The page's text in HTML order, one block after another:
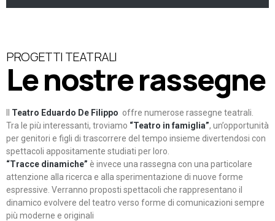
PROGETTI TEATRALI
Le nostre rassegne
Teatro Eduardo De Filippo offre numerose rassegne teatrali.
Tra le più interessanti, troviamo “Teatro in famiglia”, un’opportunità
per genitori e figli di trascorrere del tempo insieme divertendosi con
spettacoli appositamente studiati per loro.
“Tracce dinamiche” è invece una rassegna con una particolare
attenzione alla ricerca e alla sperimentazione di nuove forme
espressive. Verranno proposti spettacoli che rappresentano il
dinamico evolvere del teatro verso forme di comunicazioni sempre
più moderne e originali